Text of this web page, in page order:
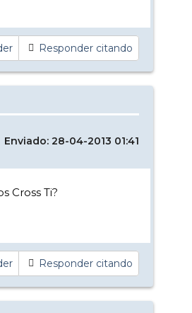
Responder citando
Enviado: 28-04-2013 01:41
Cross Ti?
Responder citando